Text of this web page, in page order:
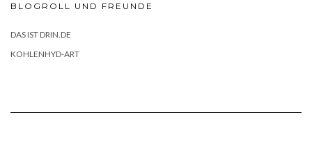
BLOGROLL UND FREUNDE
DAS IST DRIN.DE
KOHLENHYD-ART